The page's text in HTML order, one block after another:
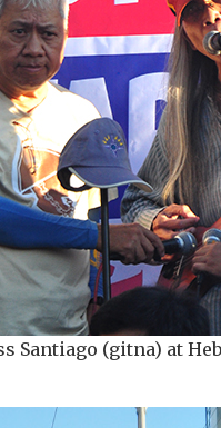
Santiago (gitna) at